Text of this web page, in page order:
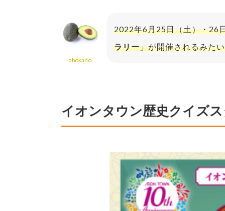
abokado
2022年6月25日（土）・26
ラリー」が開催されるみた
イオンタウン歴史クイズ